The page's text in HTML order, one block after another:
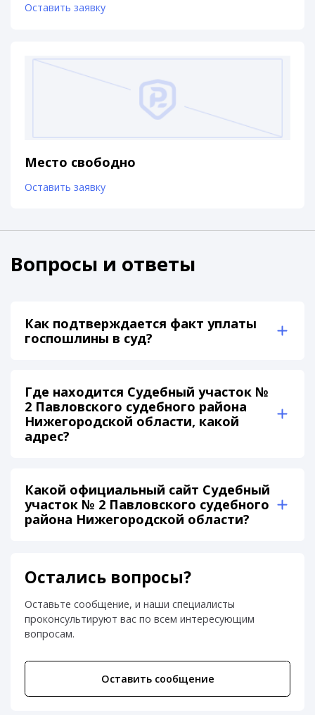
Оставить заявку
Место свободно
Оставить заявку
Вопросы и ответы
Как подтверждается факт уплаты
госпошлины в суд?
Где находится Судебный участок №
2 Павловского судебного района
Нижегородской области, какой
адрес?
Какой официальный сайт Судебный
участок № 2 Павловского судебного
района Нижегородской области?
Остались вопросы?
Оставьте сообщение, и наши специалисты
проконсультируют вас по всем интересующим
вопросам.
Оставить сообщение